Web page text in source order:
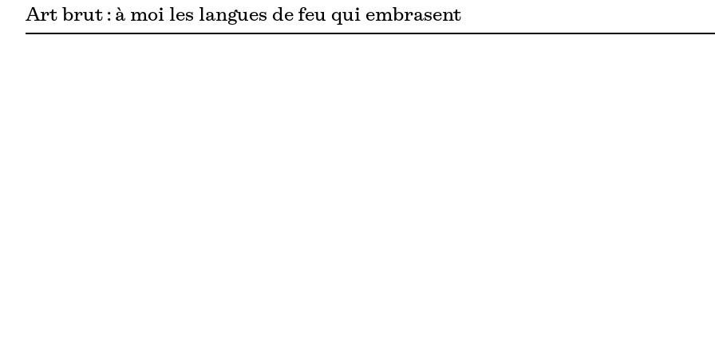
Art brut : à moi les langues de feu qui embrasent